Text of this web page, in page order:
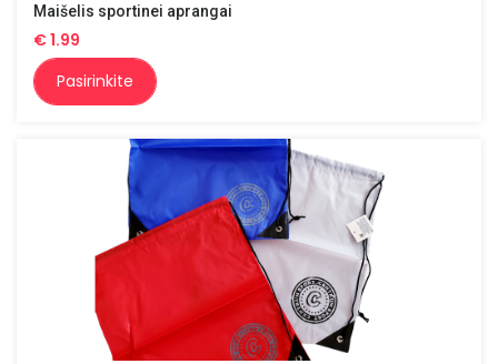
Maišelis sportinei aprangai
€1.99
Pasirinkite